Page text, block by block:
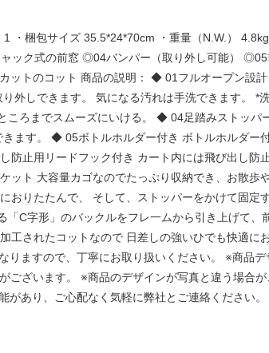
・梱包サイズ 35.5*24*70cm ・重量（N.W.）
ク式の前窓 ◎04バンパー（取り外し可能） ◎05
トのコット 商品の説明： ◆ 01フルオープン設計
しできます。 気になる汚れは手洗できます。 *
ろまでスムーズにいける。 ◆ 04足踏みストッパ
ます。 ◆ 05ボトルホルダー付き ボトルホルダー
止用リードフック付き カート内には飛び出し防
ト 大容量カゴなのでたっぷり収納でき、お散歩
おりたたんで、 そして、ストッパーをかけて固定
C字形」のバックルをフレ一ムから引き上げて、
されたコットなので 日差しの強いひでも快適に
ますので、丁寧にお取り扱いください。 ※商品デ
ざいます。 ※商品のデザインが写真と違う場合
あり、ご心配なく気軽に弊社とご連絡ください。